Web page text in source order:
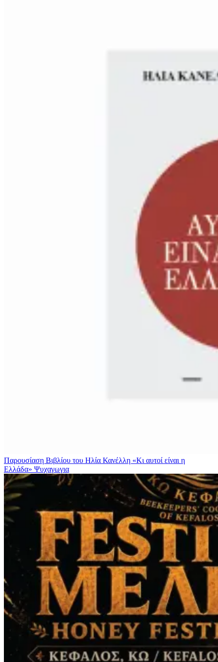
Παρουσίαση Βιβλίου του Ηλία Κανέλλη «Κι αυτοί είναι η
Ελλάδα» Ψυχαγωγια